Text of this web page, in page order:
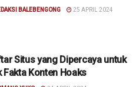
BALEBENGONG 25 APRIL 2024
Situs yang Dipercaya untuk
Fakta Konten Hoaks